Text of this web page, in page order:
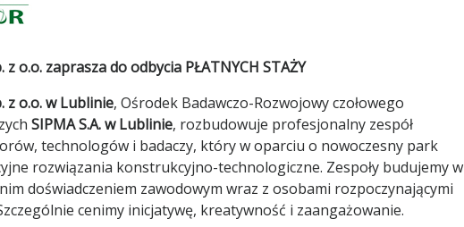
z o.o. zaprasza do odbycia PŁATNYCH STAŻY
z o.o. w Lublinie, Ośrodek Badawczo-Rozwojowy czołowego
SIPMA S.A. w Lublinie, rozbudowuje profesjonalny zespół
technologów i badaczy, który w oparciu o nowoczesny park
rozwiązania konstrukcyjno-technologiczne. Zespoły budujemy w
doświadczeniem zawodowym wraz z osobami rozpoczynającymi
cenimy inicjatywę, kreatywność i zaangażowanie.